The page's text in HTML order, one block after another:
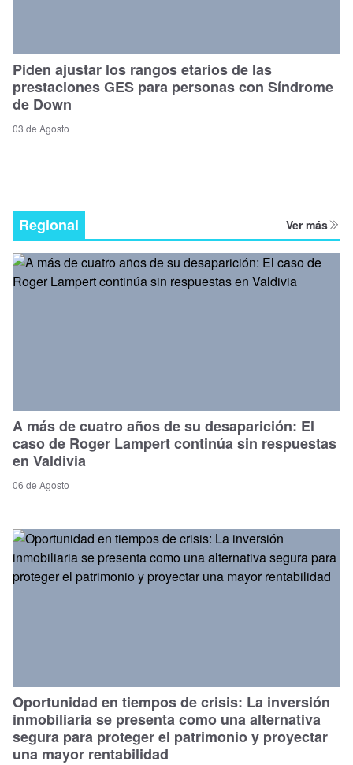
Piden ajustar los rangos etarios de las
prestaciones GES para personas con Síndrome
de Down
03 de Agosto
Regional Ver más
A más de cuatro años de su desaparición: El
caso de Roger Lampert continúa sin respuestas
en Valdivia
06 de Agosto
Oportunidad en tiempos de crisis: La inversión
inmobiliaria se presenta como una alternativa
segura para proteger el patrimonio y proyectar
una mayor rentabilidad